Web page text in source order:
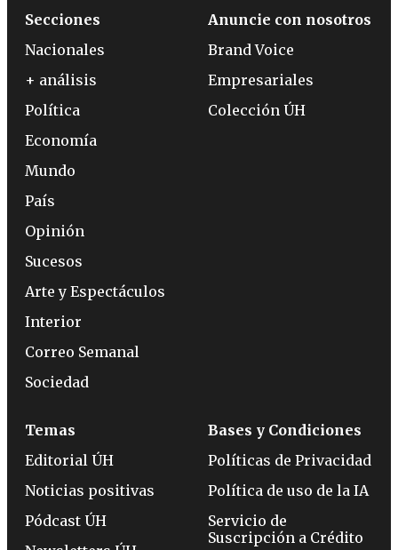
Secciones
Nacionales
+ análisis
Política
Economía
Mundo
País
Opinión
Sucesos
Arte y Espectáculos
Interior
Correo Semanal
Sociedad
Anuncie con nosotros
Brand Voice
Empresariales
Colección ÚH
Temas
Editorial ÚH
Noticias positivas
Pódcast ÚH
Bases y Condiciones
Políticas de Privacidad
Política de uso de la IA
Servicio de
Suscripción a Crédito